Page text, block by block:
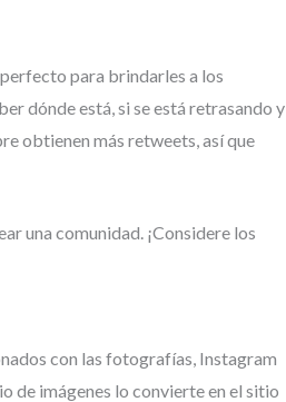
para brindarles a los
dónde está, si se está retrasando y
obtienen más retweets, así que
una comunidad. ¡Considere los
con las fotografías, Instagram
de imágenes lo convierte en el sitio